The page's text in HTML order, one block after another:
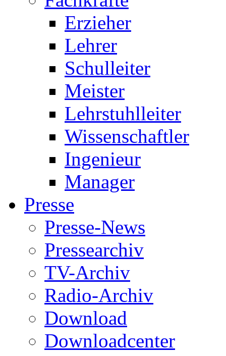
Erzieher
Lehrer
Schulleiter
Meister
Lehrstuhlleiter
Wissenschaftler
Ingenieur
Manager
Presse
Presse-News
Pressearchiv
TV-Archiv
Radio-Archiv
Download
Downloadcenter